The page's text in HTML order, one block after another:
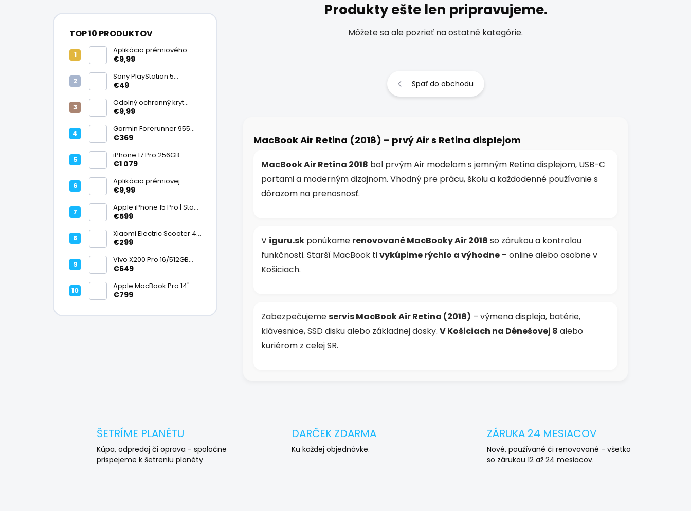
TOP 10 PRODUKTOV
Aplikácia prémiového
ochranného skla na
€9,99
Sony PlayStation 5
DualSense bezdrôtový
Vynikajúci – A
€49
Odolný ochranný kryt
transparentný
€9,99
Garmin Forerunner 955
Black, multisport GPS
batéria 15 dní, ECG,
ClimbPro
€369
iPhone 17 Pro 256GB
Cosmic Orange | Stav:
€1 079
Aplikácia prémiovej
tvrdenej fólie na displej
€9,99
Apple iPhone 15 Pro | Stav:
Vynikajúci – A
€599
Xiaomi Electric Scooter 4
Lite (2. generácia), motor
km/h, kolesá 10", 16,2 kg |
Stav: Nový – A++
€299
Vivo X200 Pro 16/512GB
Titanium Dual SIM,
Mpx teleobjektív, 6,78"
LTPO AMOLED 120Hz | Stav:
€649
Apple MacBook Pro 14" M1
Pro (2021), 8-jadrové CPU
€799
Produkty ešte len pripravujeme.
Môžete sa ale pozrieť na ostatné kategórie.
Späť do obchodu
MacBook Air Retina (2018) – prvý Air s Retina displejom
MacBook Air Retina 2018 bol prvým Air modelom s jemným Retina displejom, USB-C
portami a moderným dizajnom. Vhodný pre prácu, školu a každodenné používanie s
dôrazom na prenosnosť.
V iguru.sk ponúkame renovované MacBooky Air 2018 so zárukou a kontrolou
funkčnosti. Starší MacBook tivykúpime rýchlo a výhodne – online alebo osobne v
Košiciach.
Zabezpečujemeservis MacBook Air Retina (2018) – výmena displeja, batérie,
klávesnice, SSD disku alebo základnej dosky. V Košiciach na Dénešovej 8 alebo
kuriérom z celej SR.
ŠETRÍME PLANÉTU
Kúpa, odpredaj či oprava - spoločne
prispejeme k šetreniu planéty
DARČEK ZDARMA
Ku každej objednávke.
ZÁRUKA 24 MESIACOV
Nové, používané či renovované - všetko
so zárukou 12 až 24 mesiacov.